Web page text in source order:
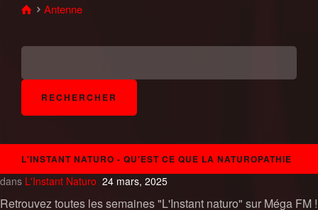
Antenne
L'INSTANT NATURO - QU'EST CE QUE LA NATUROPATHIE
dans L'Instant Naturo 24 mars, 2025
Retrouvez toutes les semaines "L'Instant naturo" sur Méga FM !